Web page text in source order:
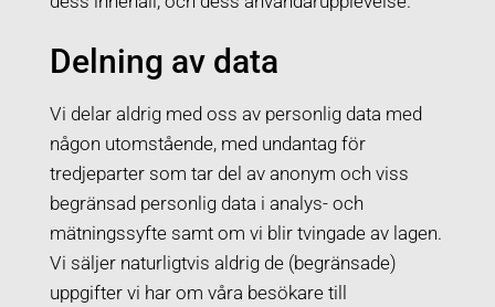
Delning av data
Vi delar aldrig med oss av personlig data med
någon utomstående, med undantag för
tredjeparter som tar del av anonym och viss
begränsad personlig data i analys- och
mätningssyfte samt om vi blir tvingade av lagen.
Vi säljer naturligtvis aldrig de (begränsade)
uppgifter vi har om våra besökare till